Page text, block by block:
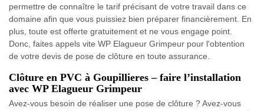
permettre de connaître le tarif précisant de votre travail dans ce
domaine afin que vous puissiez bien préparer financièrement. En
plus, toute est offerte gratuitement et ne vous engage point.
Donc, faites appels vite WP Elagueur Grimpeur pour l'obtention
de votre devis de pose de clôture en toute assurance.
Clôture en PVC à Goupillieres – faire l’installation
avec WP Elagueur Grimpeur
Avez-vous besoin de réaliser une pose de clôture ? Avez-vous